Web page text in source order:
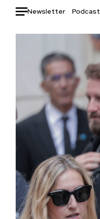
Newsletter Podcast
HOME
Italia
Mondo
Politica
Tecnologia
Internet
Scienza
Cultura
Economia
Sport